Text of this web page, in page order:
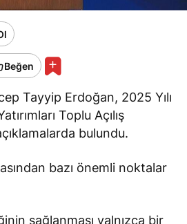
Beğen
Tayyip Erdoğan, 2025 Yılı
Toplu Açılış
bulundu.
bazı önemli noktalar
sağlanması yalnızca bir